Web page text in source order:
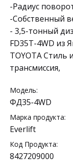
-Радиус
-Собственный
- 3,5-тонный
FD35T-4WD из
TOYOTA
трансмиссия,
Модель:
ФД35-4WD
Марка продукта:
Everlift
Код Продукта:
8427209000